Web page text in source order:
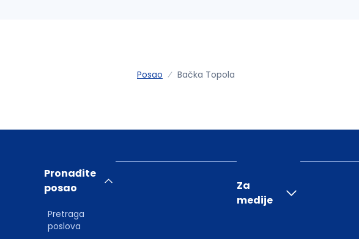
Posao Bačka Topola
Pronađite
posao
Pretraga
poslova
Za
medije